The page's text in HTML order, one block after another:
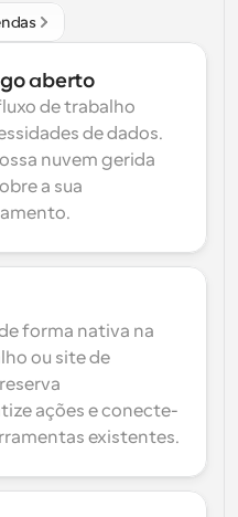
aberto
de trabalho
de dados.
nuvem gerida
a sua
forma nativa na
ou site de
ações e conecte-
existentes.